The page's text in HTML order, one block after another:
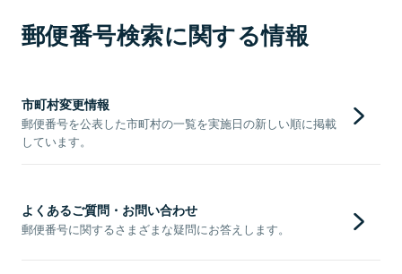
郵便番号検索に関する情報
市町村変更情報
郵便番号を公表した市町村の一覧を実施日の新しい順に掲載
しています。
よくあるご質問・お問い合わせ
郵便番号に関するさまざまな疑問にお答えします。